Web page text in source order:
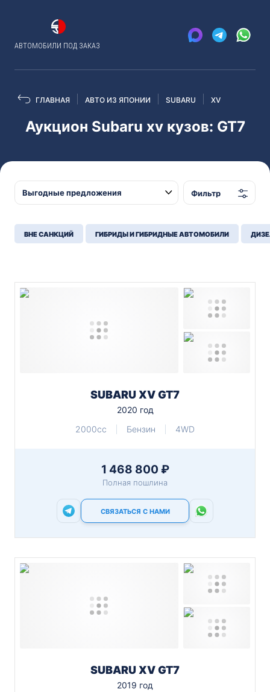
АВТОМОБИЛИ ПОД ЗАКАЗ
ГЛАВНАЯ АВТО ИЗ ЯПОНИИ SUBARU XV
Аукцион Subaru xv кузов: GT7
Фильтр
ВНЕ САНКЦИЙ ГИБРИДЫ И ГИБРИДНЫЕ АВТОМОБИЛИ
SUBARU XV GT7
2020 год
2000cc
Бензин 4WD
1 468 800 ₽
Полная пошлина
СВЯЗАТЬСЯ С НАМИ
SUBARU XV GT7
2019 год